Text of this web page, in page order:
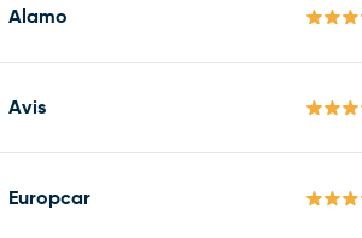
Alamo
Avis
Europcar